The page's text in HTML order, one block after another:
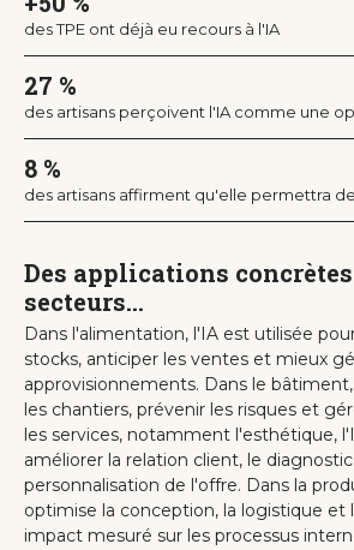
des TPE ont déjà eu recours à l'IA
27 %
des artisans perçoivent l'IA comme une
8 %
des artisans affirment qu'elle permettra
Des applications
secteurs...
Dans l'alimentation, l'IA est utilisée
stocks, anticiper les ventes et mieux
approvisionnements. Dans le
les chantiers, prévenir les risques et
les services, notamment l'esthétique,
améliorer la relation client, le
personnalisation de l'offre. Dans la
optimise la conception, la logistique et
impact mesuré sur les processus